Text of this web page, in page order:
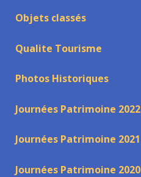
Objets classés
Qualite Tourisme
Photos Historiques
Journées Patrimoine 2022
Journées Patrimoine 2021
Journées Patrimoine 2020